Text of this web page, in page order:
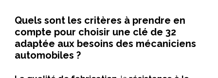
Quels sont les critères à prendre en
compte pour choisir une clé de 32
adaptée aux besoins des mécaniciens
automobiles ?